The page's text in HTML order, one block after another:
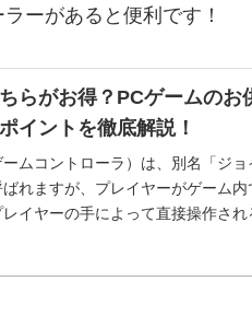
ーがあると便利です！
らがお得？PCゲームのお
イントを徹底解説！
ムコントローラ）は、別名「ジ
れますが、プレイヤーがゲーム
イヤーの手によって直接操作さ